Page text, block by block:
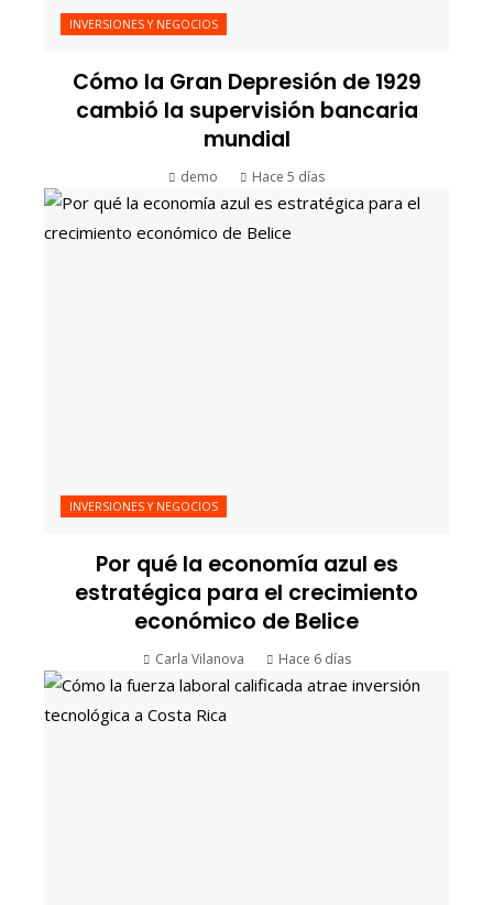
INVERSIONES Y NEGOCIOS
Cómo la Gran Depresión de 1929
cambió la supervisión bancaria
mundial
demo Hace 5 días
INVERSIONES Y NEGOCIOS
Por qué la economía azul es
estratégica para el crecimiento
económico de Belice
Carla Vilanova Hace 6 días